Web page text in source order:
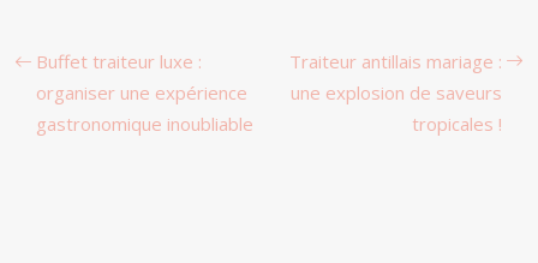
Buffet traiteur luxe :
organiser une expérience
gastronomique inoubliable
Traiteur antillais mariage :
une explosion de saveurs
tropicales !